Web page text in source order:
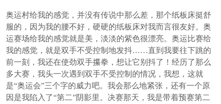
奥运村给我的感觉，并没有传说中那么差，那个纸板床挺舒
服的，因为我的腰不好，硬硬的纸板床对我而言很友好。奥
运赛场给我的感觉就是美，淡淡的紫色很漂亮。奥运比赛给
我的感觉，就是双手不受控制地发抖……直到我要往下跳的
前一刻，我还在使劲双手攥拳，想让它别抖了！经历了那么
多大赛，我头一次遇到双手不受控制的情况，我想，这就
是“奥运会”三个字的威力吧。我会那么地紧张，还有一个原
因是我陷入了“第二”阴影里。决赛那天，我是带着预赛第二